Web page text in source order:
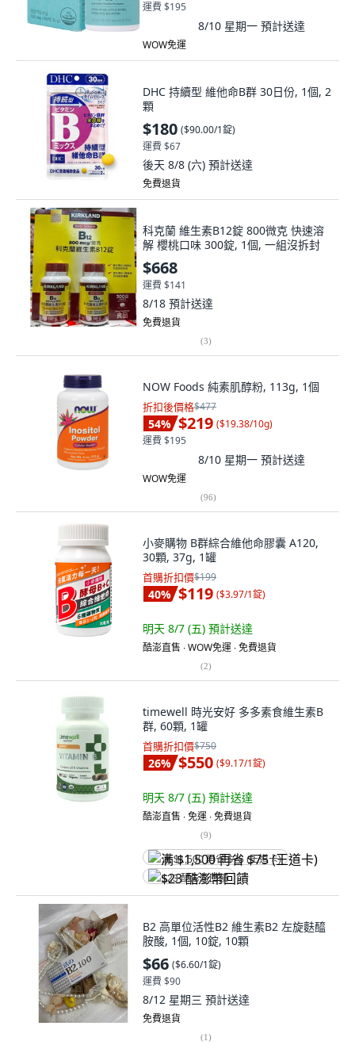
運費 $195
8/10 星期一 預計送達
WOW免運
DHC 持續型 維他命B群 30日份, 1個, 2
顆
$180 ($90.00/1錠)
運費 $67
後天 8/8 (六) 預計送達
免費退貨
科克蘭 維生素B12錠 800微克 快速溶
解 櫻桃口味 300錠, 1個, 一組沒拆封
$668
運費 $141
8/18 預計送達
免費退貨
(3)
NOW Foods 純素肌醇粉, 113g, 1個
折扣後價格$477
54% $219 ($19.38/10g)
運費 $195
8/10 星期一 預計送達
WOW免運
(96)
小麥購物 B群綜合維他命膠囊 A120,
30顆, 37g, 1罐
首購折扣價$199
40% $119 ($3.97/1錠)
明天 8/7 (五) 預計送達
酷澎直售 ∙ WOW免運 ∙ 免費退貨
(2)
timewell 時光安好 多多素食維生素B
群, 60顆, 1罐
首購折扣價$750
26% $550 ($9.17/1錠)
明天 8/7 (五) 預計送達
酷澎直售 ∙ 免運 ∙ 免費退貨
(9)
满 $1,500 再省 $75 (王道卡)
$23 酷澎幣回饋
B2 高單位活性B2 維生素B2 左旋麩醯
胺酸, 1個, 10錠, 10顆
$66 ($6.60/1錠)
運費 $90
8/12 星期三 預計送達
免費退貨
(1)